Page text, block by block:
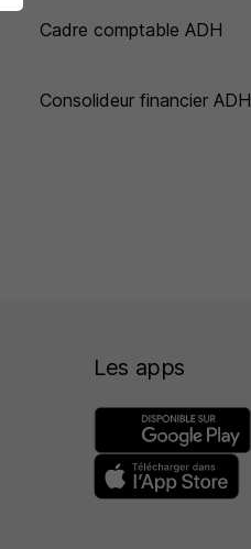
Cadre comptable ADH
Consolideur financier ADH
Les apps